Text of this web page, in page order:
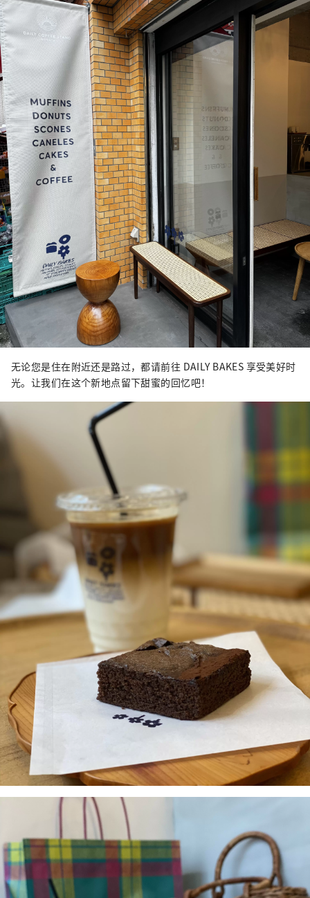
无论您是住在附近还是路过，都请前往 DAILY BAKES 享受美好时
光。让我们在这个新地点留下甜蜜的回忆吧！